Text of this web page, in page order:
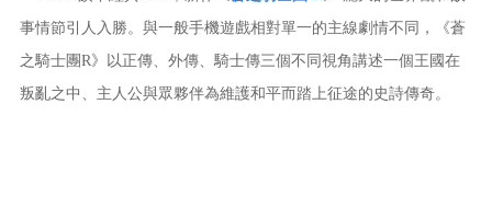
事情節引人入勝。與一般手機遊戲相對單一的主線劇情不同，《蒼
之騎士團R》以正傳、外傳、騎士傳三個不同視角講述一個王國在
叛亂之中、主人公與眾夥伴為維護和平而踏上征途的史詩傳奇。